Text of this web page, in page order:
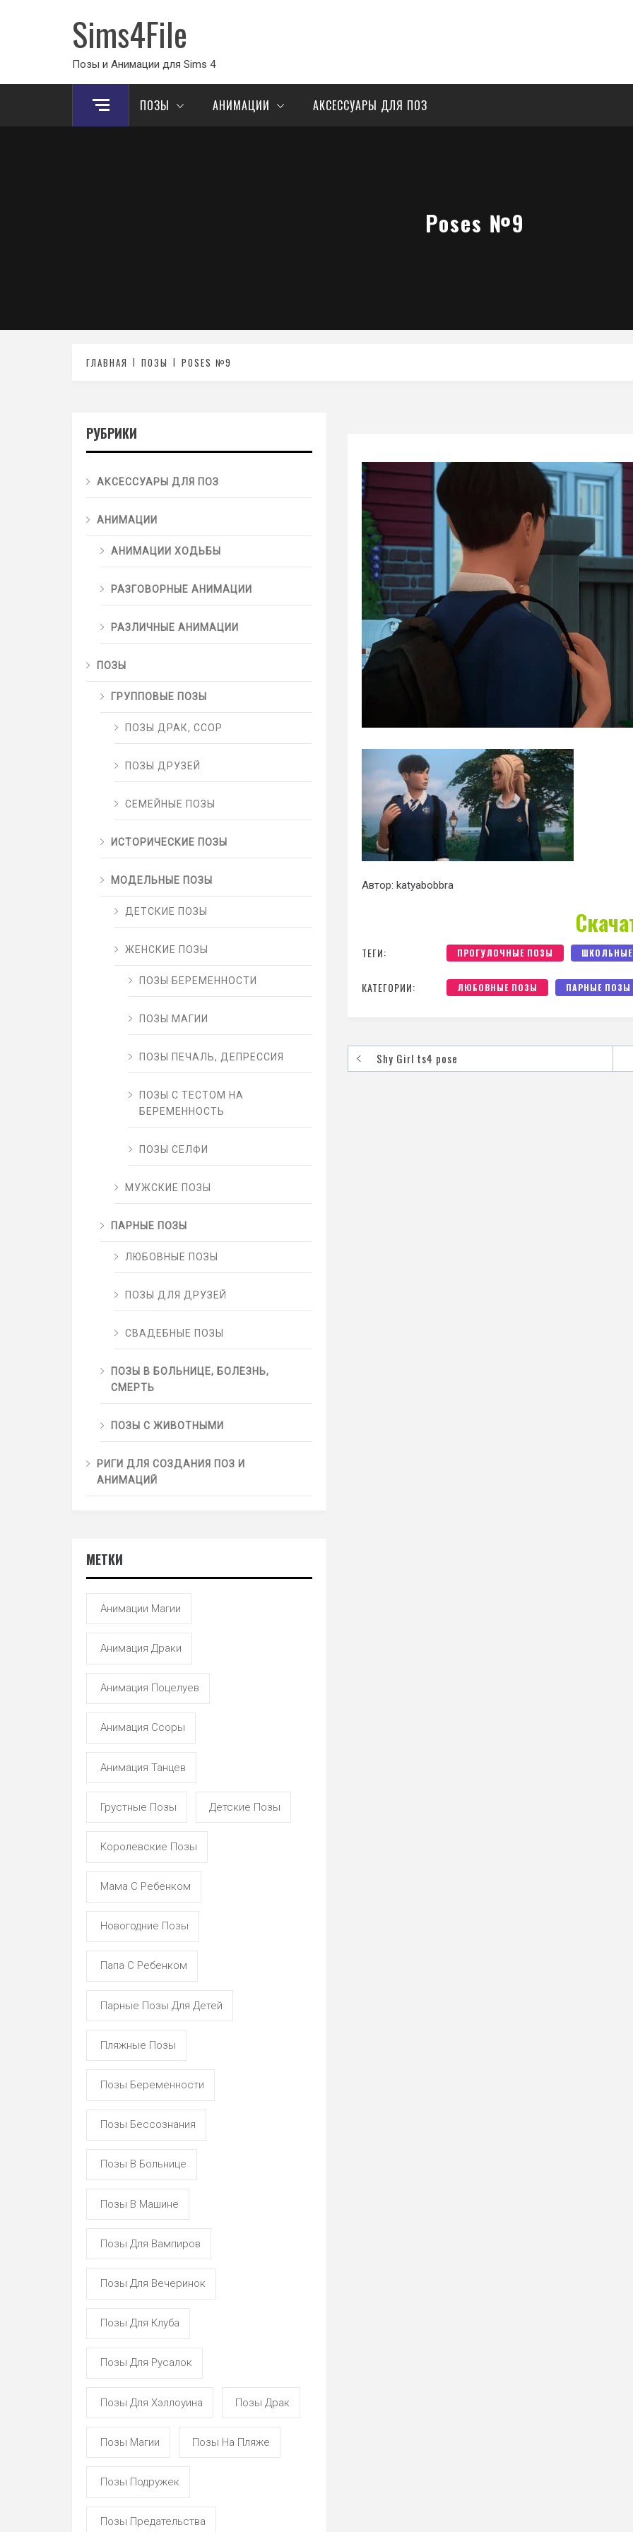
Sims4File
Позы и Анимации для Sims 4
ПОЗЫ АНИМАЦИИ АКСЕССУАРЫ ДЛЯ ПОЗ
Poses №9
ГЛАВНАЯ ПОЗЫ POSES №9
Автор: katyabobbra
ТЕГИ: ПРОГУЛОЧНЫЕ ПОЗЫ
КАТЕГОРИИ: ЛЮБОВНЫЕ ПОЗЫ ПАРНЫЕ ПОЗЫ
Shy Girl ts4 pose
РУБРИКИ
АКСЕССУАРЫ ДЛЯ ПОЗ
АНИМАЦИИ
АНИМАЦИИ ХОДЬБЫ
РАЗГОВОРНЫЕ АНИМАЦИИ
РАЗЛИЧНЫЕ АНИМАЦИИ
ПОЗЫ
ГРУППОВЫЕ ПОЗЫ
ПОЗЫ ДРАК, ССОР
ПОЗЫ ДРУЗЕЙ
СЕМЕЙНЫЕ ПОЗЫ
ИСТОРИЧЕСКИЕ ПОЗЫ
МОДЕЛЬНЫЕ ПОЗЫ
ДЕТСКИЕ ПОЗЫ
ЖЕНСКИЕ ПОЗЫ
ПОЗЫ БЕРЕМЕННОСТИ
ПОЗЫ МАГИИ
ПОЗЫ ПЕЧАЛЬ, ДЕПРЕССИЯ
ПОЗЫ С ТЕСТОМ НА
БЕРЕМЕННОСТЬ
ПОЗЫ СЕЛФИ
МУЖСКИЕ ПОЗЫ
ПАРНЫЕ ПОЗЫ
ЛЮБОВНЫЕ ПОЗЫ
ПОЗЫ ДЛЯ ДРУЗЕЙ
СВАДЕБНЫЕ ПОЗЫ
ПОЗЫ В БОЛЬНИЦЕ, БОЛЕЗНЬ,
СМЕРТЬ
ПОЗЫ С ЖИВОТНЫМИ
РИГИ ДЛЯ СОЗДАНИЯ ПОЗ И
АНИМАЦИЙ
МЕТКИ
Анимации Магии
Анимация Драки
Анимация Поцелуев
Анимация Ссоры
Анимация Танцев
Грустные Позы Детские Позы
Королевские Позы
Мама С Ребенком
Новогодние Позы
Папа С Ребенком
Парные Позы Для Детей
Пляжные Позы
Позы Беременности
Позы Бессознания
Позы В Больнице
Позы В Машине
Позы Для Вампиров
Позы Для Вечеринок
Позы Для Клуба
Позы Для Русалок
Позы Для Хэллоуина Позы Драк
Позы Магии Позы На Пляже
Позы Подружек
Позы Предательства